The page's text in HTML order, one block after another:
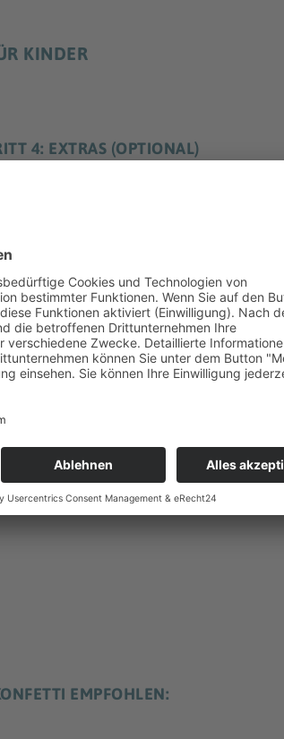
KINDER
4: EXTRAS (OPTIONAL)
sie mit
sind auch ein paar persönliche Grußworte
Diese können vor oder nach der
eingefügt werden.
5: SPEICHERN
die fertige(n) Tondatei(en) auf einerMicro-
EMPFOHLEN: